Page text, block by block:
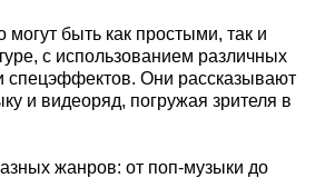
быть как простыми, так и
с использованием различных
спецэффектов. Они рассказывают
и видеоряд, погружая зрителя в
жанров: от поп-музыки до